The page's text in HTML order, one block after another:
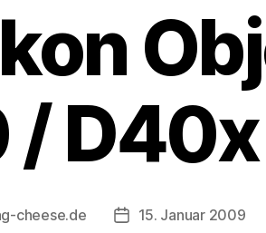
cheese.de Beitragsdatum
15. Januar 2009